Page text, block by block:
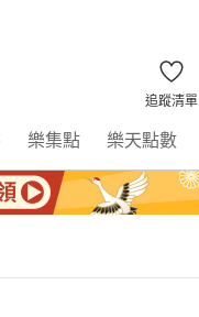
追蹤清單
樂集點 樂天點數